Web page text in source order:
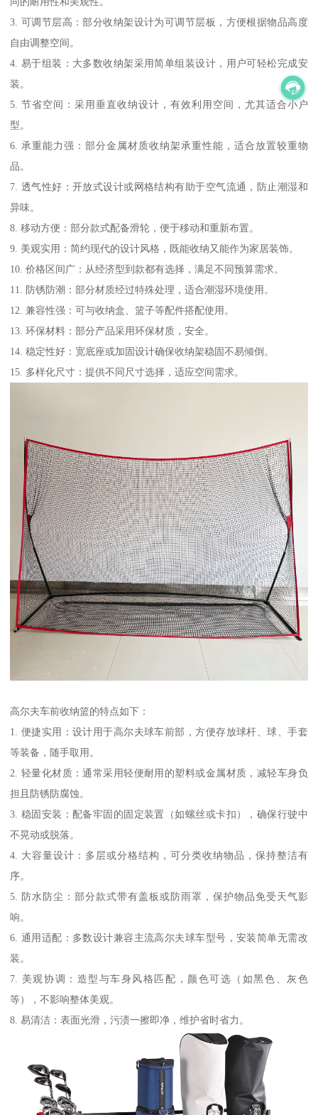
3. 可调节层高：部分收纳架设计为可调节层板，方便根据物品高度
自由调整空间。
4. 易于组装：大多数收纳架采用简单组装设计，用户可轻松完成安
装。
5. 节省空间：采用垂直收纳设计，有效利用空间，尤其适合小户
型。
6. 承重能力强：部分金属材质收纳架承重性能，适合放置较重物
品。
7. 透气性好：开放式设计或网格结构有助于空气流通，防止潮湿和
异味。
8. 移动方便：部分款式配备滑轮，便于移动和重新布置。
9. 美观实用：简约现代的设计风格，既能收纳又能作为家居装饰。
10. 价格区间广：从经济型到款都有选择，满足不同预算需求。
11. 防锈防潮：部分材质经过特殊处理，适合潮湿环境使用。
12. 兼容性强：可与收纳盒、篮子等配件搭配使用。
13. 环保材料：部分产品采用环保材质，安全。
14. 稳定性好：宽底座或加固设计确保收纳架稳固不易倾倒。
15. 多样化尺寸：提供不同尺寸选择，适应空间需求。
高尔夫车前收纳篮的特点如下：
1. 便捷实用：设计用于高尔夫球车前部，方便存放球杆、球、手套
等装备，随手取用。
2. 轻量化材质：通常采用轻便耐用的塑料或金属材质，减轻车身负
担且防锈防腐蚀。
3. 稳固安装：配备牢固的固定装置（如螺丝或卡扣），确保行驶中
不晃动或脱落。
4. 大容量设计：多层或分格结构，可分类收纳物品，保持整洁有
序。
5. 防水防尘：部分款式带有盖板或防雨罩，保护物品免受天气影
响。
6. 通用适配：多数设计兼容主流高尔夫球车型号，安装简单无需改
装。
7. 美观协调：造型与车身风格匹配，颜色可选（如黑色、灰色
等），不影响整体美观。
8. 易清洁：表面光滑，污渍一擦即净，维护省时省力。